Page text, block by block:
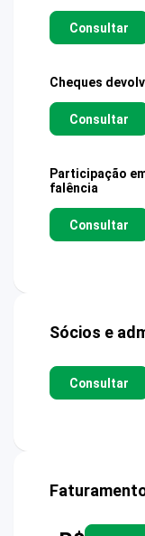
Consultar
Cheques
Consultar
Participação
falência
Consultar
Sócios e
Consultar